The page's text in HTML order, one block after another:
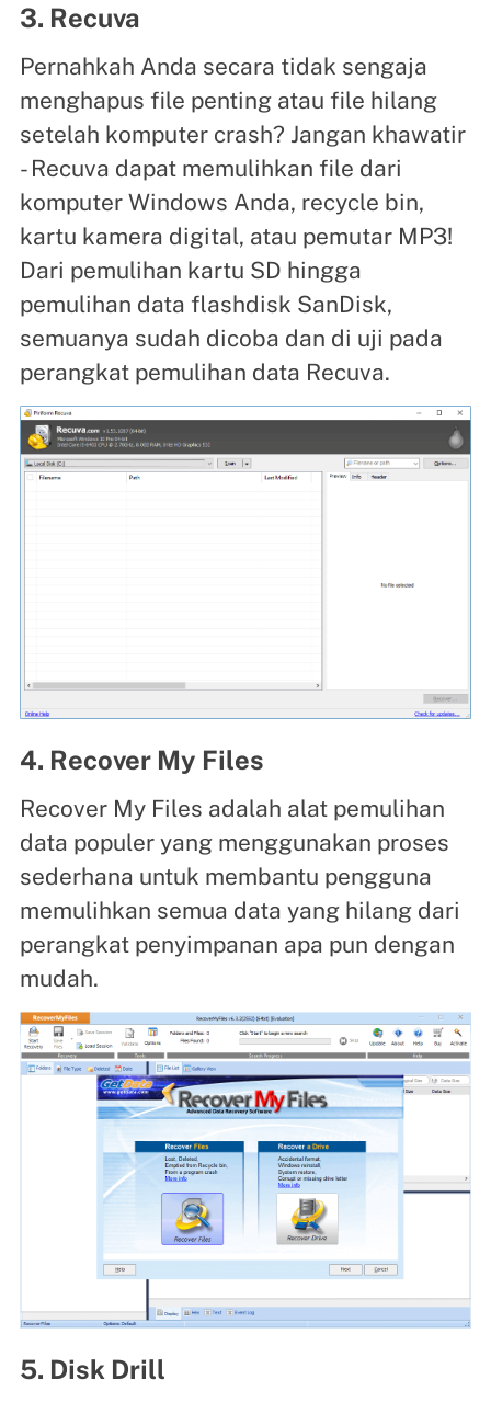
3. Recuva
Pernahkah Anda secara tidak sengaja
menghapus file penting atau file hilang
setelah komputer crash? Jangan khawatir
- Recuva dapat memulihkan file dari
komputer Windows Anda, recycle bin,
kartu kamera digital, atau pemutar MP3!
Dari pemulihan kartu SD hingga
pemulihan data flashdisk SanDisk,
semuanya sudah dicoba dan di uji pada
perangkat pemulihan data Recuva.
4. Recover My Files
Recover My Files adalah alat pemulihan
data populer yang menggunakan proses
sederhana untuk membantu pengguna
memulihkan semua data yang hilang dari
perangkat penyimpanan apa pun dengan
mudah.
5. Disk Drill